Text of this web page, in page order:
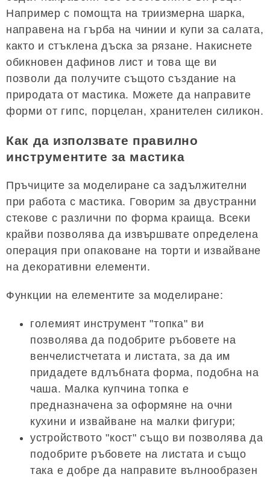
Например с помощта на триизмерна шарка,
направена на гърба на чинии и купи за салата,
както и стъклена дъска за рязане. Накиснете
обикновен дафинов лист и това ще ви
позволи да получите същото създание на
природата от мастика. Можете да направите
форми от гипс, порцелан, хранителен силикон.
Как да използвате правилно
инструментите за мастика
Пръчиците за моделиране са задължителни
при работа с мастика. Говорим за двустранни
стекове с различни по форма краища. Всеки
крайви позволява да извършвате определена
операция при опаковане на торти и извайване
на декоративни елементи.
Функции на елементите за моделиране:
големият инструмент "топка" ви
позволява да подобрите ръбовете на
венчелистчетата и листата, за да им
придадете вдлъбната форма, подобна на
чаша. Малка купчина топка е
предназначена за оформяне на очни
кухини и извайване на малки фигури;
устройството "кост" също ви позволява да
подобрите ръбовете на листата и също
така е добре да направите вълнообразен